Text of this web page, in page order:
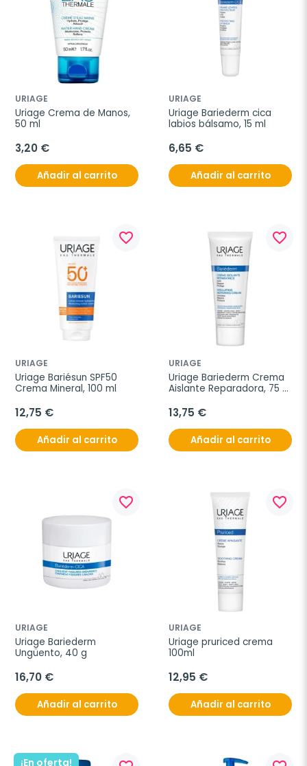
URIAGE
Uriage Crema de Manos,
50 ml
3,20 €
Añadir al carrito
URIAGE
Uriage Bariederm cica
labios bálsamo, 15 ml
6,65 €
Añadir al carrito
favorite_border
URIAGE
Uriage Bariésun SPF50
Crema Mineral, 100 ml
12,75 €
Añadir al carrito
favorite_border
URIAGE
Uriage Bariederm Crema
Aislante Reparadora, 75
13,75 €
Añadir al carrito
favorite_border
URIAGE
Uriage Bariederm
Ungüento, 40 g
16,70 €
Añadir al carrito
favorite_border
URIAGE
Uriage pruriced crema
100ml
12,95 €
Añadir al carrito
¡En oferta!